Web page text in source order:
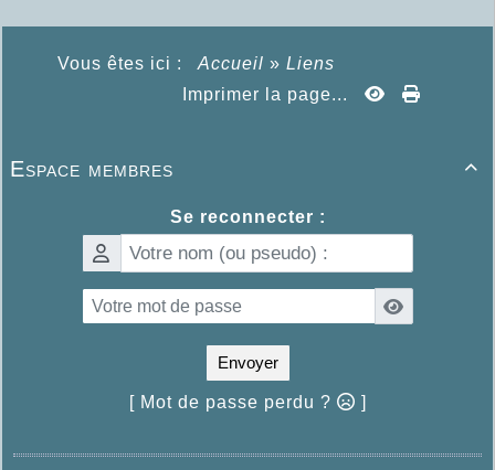
Vous êtes ici : Accueil » Liens
Imprimer la page...

Espace membres
Se reconnecter :
Envoyer
[ Mot de passe perdu ? ]